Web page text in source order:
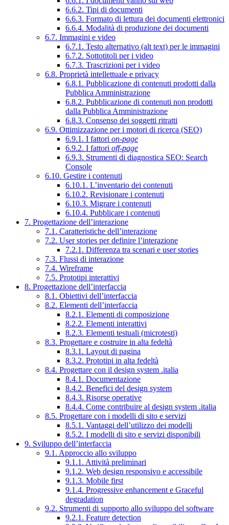
6.6.2. Tipi di documenti
6.6.3. Formato di lettura dei documenti elettronici
6.6.4. Modalità di produzione dei documenti
6.7. Immagini e video
6.7.1. Testo alternativo (alt text) per le immagini
6.7.2. Sottotitoli per i video
6.7.3. Trascrizioni per i video
6.8. Proprietà intellettuale e privacy
6.8.1. Pubblicazione di contenuti prodotti dalla
Pubblica Amministrazione
6.8.2. Pubblicazione di contenuti non prodotti
dalla Pubblica Amministrazione
6.8.3. Consenso dei soggetti ritratti
6.9. Ottimizzazione per i motori di ricerca (SEO)
6.9.1. I fattori on-page
6.9.2. I fattori off-page
6.9.3. Strumenti di diagnostica SEO: Search
Console
6.10. Gestire i contenuti
6.10.1. L’inventario dei contenuti
6.10.2. Revisionare i contenuti
6.10.3. Migrare i contenuti
6.10.4. Pubblicare i contenuti
7. Progettazione dell’interazione
7.1. Caratteristiche dell’interazione
7.2. User stories per definire l’interazione
7.2.1. Differenza tra scenari e user stories
7.3. Flussi di interazione
7.4. Wireframe
7.5. Prototipi interattivi
8. Progettazione dell’interfaccia
8.1. Obiettivi dell’interfaccia
8.2. Elementi dell’interfaccia
8.2.1. Elementi di composizione
8.2.2. Elementi interattivi
8.2.3. Elementi testuali (microtesti)
8.3. Progettare e costruire in alta fedeltà
8.3.1. Layout di pagina
8.3.2. Prototipi in alta fedeltà
8.4. Progettare con il design system .italia
8.4.1. Documentazione
8.4.2. Benefici del design system
8.4.3. Risorse operative
8.4.4. Come contribuire al design system .italia
8.5. Progettare con i modelli di sito e servizi
8.5.1. Vantaggi dell’utilizzo dei modelli
8.5.2. I modelli di sito e servizi disponibili
9. Sviluppo dell’interfaccia
9.1. Approccio allo sviluppo
9.1.1. Attività preliminari
9.1.2. Web design responsivo e accessibile
9.1.3. Mobile first
9.1.4. Progressive enhancement e Graceful
degradation
9.2. Strumenti di supporto allo sviluppo del software
9.2.1. Feature detection